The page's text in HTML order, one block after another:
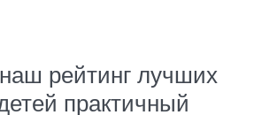
рейтинг лучших
практичный